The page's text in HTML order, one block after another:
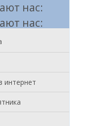
нас:
нас:
интернет